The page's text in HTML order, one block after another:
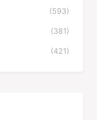
(593)
(381)
(421)